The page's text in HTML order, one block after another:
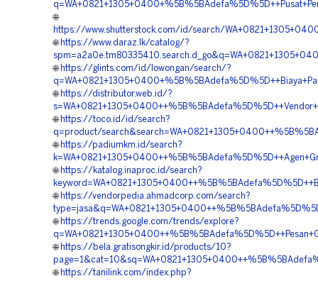
🌐
https://www.shutterstock.com/id/search/
🌐 https://www.daraz.lk/catalog/?
🌐 https://glints.com/id/lowongan/search/?
🌐 https://distributor.web.id/?
🌐 https://toco.id/id/search?
q=product/
🌐 https://padiumkm.id/search?
🌐 https://katalog.inaproc.id/search?
🌐 https://vendorpedia.ahmadcorp.com/search?
🌐 https://trends.google.com/trends/explore?
🌐 https://bela.gratisongkir.id/products/10?
🌐 https://tanilink.com/index.php?